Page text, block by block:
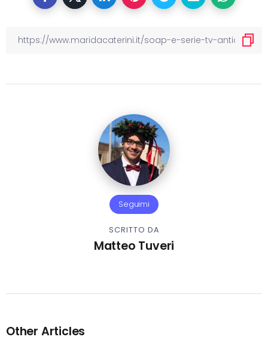
Seguimi
SCRITTO DA
Matteo Tuveri
Other Articles